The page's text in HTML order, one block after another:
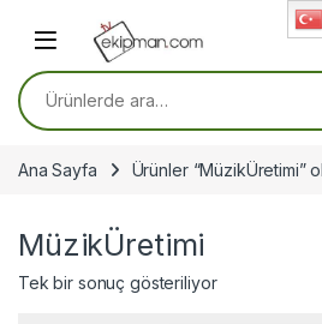
Ara:
Ana Sayfa Ürünler “MüzikÜretimi”
MüzikÜretimi
Tek bir sonuç gösteriliyor